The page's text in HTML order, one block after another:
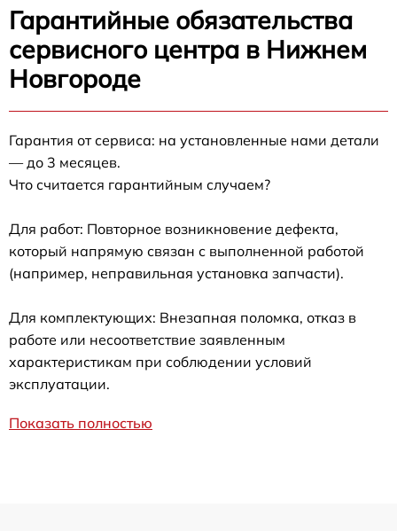
Гарантийные обязательства
сервисного центра в Нижнем
Новгороде
Гарантия от сервиса: на установленные нами детали
— до 3 месяцев.
Что считается гарантийным случаем?
Для работ: Повторное возникновение дефекта,
который напрямую связан с выполненной работой
(например, неправильная установка запчасти).
Для комплектующих: Внезапная поломка, отказ в
работе или несоответствие заявленным
характеристикам при соблюдении условий
эксплуатации.
Показать полностью